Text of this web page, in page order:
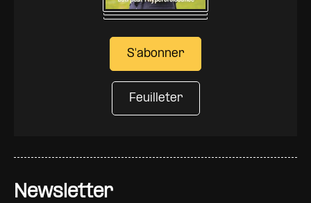
Newsletter
S'abonner
Feuilleter